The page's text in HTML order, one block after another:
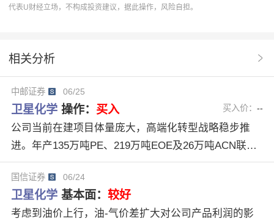
合理估值
中邮证券 半年度业绩
SK Global Chemical EAA项目 高端化转型
代表U财经立场，不构成投资建议，据此操作，风险自担。
相关分析
中邮证券 06/25
卫星化学 操作： 买入 买入价：--
公司当前在建项目体量庞大，高端化转型战略稳步推
进。年产135万吨PE、219万吨EOE及26万吨ACN联合
装置项目正在加快建设，预计将陆续形成有效产能；同
时，公司持续深化科技创新，年产16万吨高分子乳液、
30万吨SAP及20万吨精丙烯酸等项目进展顺利。此外，
与SK Global Chemical合作的EAA项目作为填补国内高
国信证券 06/24
卫星化学 基本面： 较好
考虑到油价上行，油-气价差扩大对公司产品利润的影